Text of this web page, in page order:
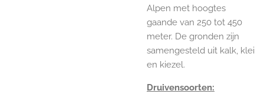
Alpen met hoogtes
gaande van 250 tot 450
meter. De gronden zijn
samengesteld uit kalk, klei
en kiezel.
Druivensoorten: